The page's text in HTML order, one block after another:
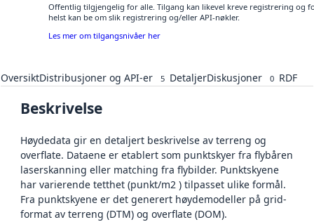
Offentlig tilgjengelig for alle. Tilgang kan likevel kreve registrering og
helst kan be om slik registrering og/eller API-nøkler.
Les mer om tilgangsnivåer her
OversiktDistribusjoner og API-er 5 DetaljerDiskusjoner 0 RDF
Beskrivelse
Høydedata gir en detaljert beskrivelse av terreng og
overflate. Dataene er etablert som punktskyer fra flybåren
laserskanning eller matching fra flybilder. Punktskyene
har varierende tetthet (punkt/m2 ) tilpasset ulike formål.
Fra punktskyene er det generert høydemodeller på grid-
format av terreng (DTM) og overflate (DOM).